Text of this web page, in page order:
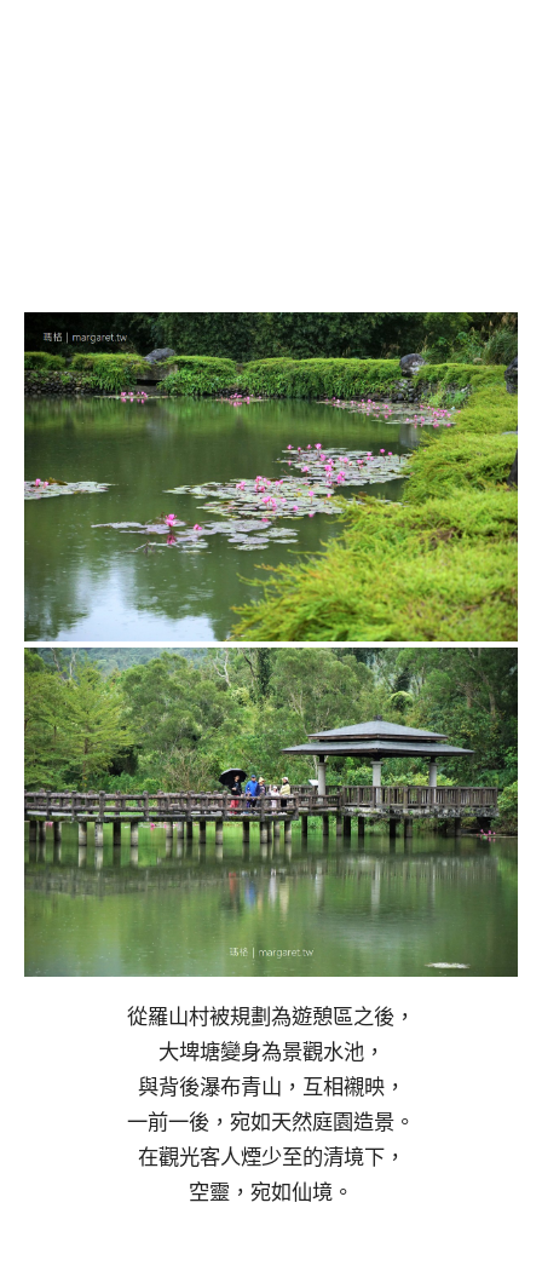
從羅山村被規劃為遊憩區之後，
大埤塘變身為景觀水池，
與背後瀑布青山，互相襯映，
一前一後，宛如天然庭園造景。
在觀光客人煙少至的清境下，
空靈，宛如仙境。